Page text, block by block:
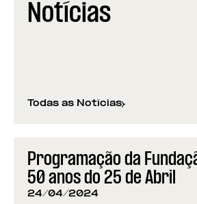
Notícias
Todas as Notícias
Programação da
50 anos do 25 de Abril
24/04/2024